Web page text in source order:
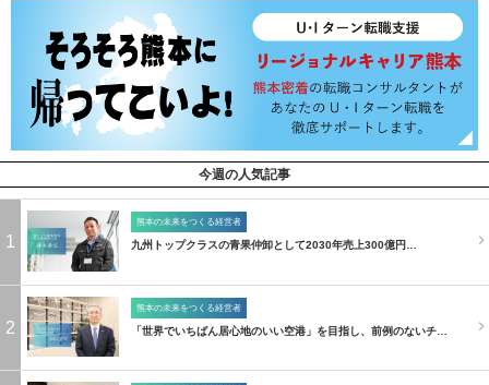
今週の人気記事
1
熊本の未来をつくる経営者
九州トップクラスの青果仲卸として2030年売上300億円…
2
熊本の未来をつくる経営者
「世界でいちばん居心地のいい空港」を目指し、前例のないチ…